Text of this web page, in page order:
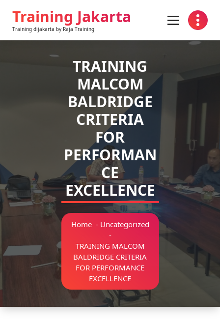
contentTraining Jakarta
Training dijakarta by Raja Training
TRAINING
MALCOM
BALDRIDGE
CRITERIA
FOR
PERFORMAN
CE
EXCELLENCE
Home- Uncategorized
-
TRAINING MALCOM
BALDRIDGE CRITERIA
FOR PERFORMANCE
EXCELLENCE